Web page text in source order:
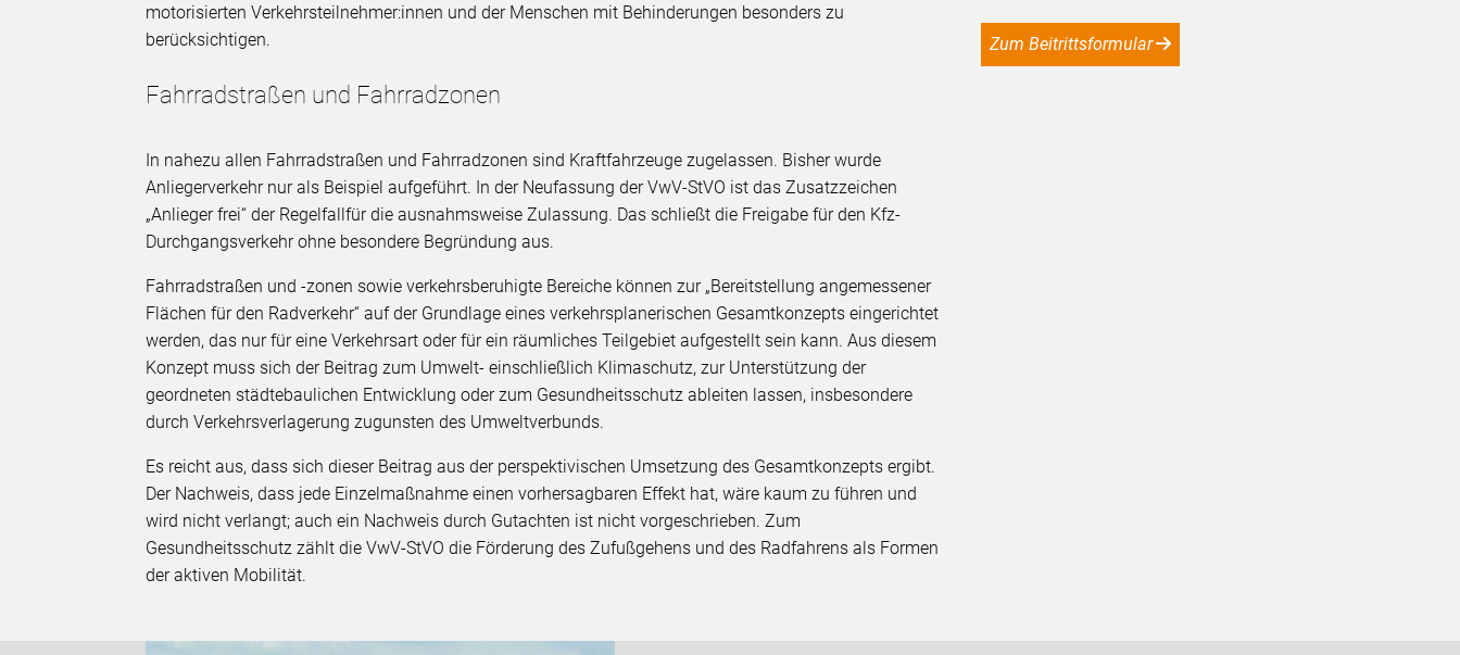
Zum Beitrittsformular
motorisierten Verkehrsteilnehmer:innen und der Menschen mit Behinderungen besonders zu
berücksichtigen.
Fahrradstraßen und Fahrradzonen
In nahezu allen Fahrradstraßen und Fahrradzonen sind Kraftfahrzeuge zugelassen. Bisher wurde
Anliegerverkehr nur als Beispiel aufgeführt. In der Neufassung der VwV-StVO ist das Zusatzzeichen
„Anlieger frei“ der Regelfallfür die ausnahmsweise Zulassung. Das schließt die Freigabe für den Kfz-
Durchgangsverkehr ohne besondere Begründung aus.
Fahrradstraßen und -zonen sowie verkehrsberuhigte Bereiche können zur „Bereitstellung angemessener
Flächen für den Radverkehr“ auf der Grundlage eines verkehrsplanerischen Gesamtkonzepts eingerichtet
werden, das nur für eine Verkehrsart oder für ein räumliches Teilgebiet aufgestellt sein kann. Aus diesem
Konzept muss sich der Beitrag zum Umwelt- einschließlich Klimaschutz, zur Unterstützung der
geordneten städtebaulichen Entwicklung oder zum Gesundheitsschutz ableiten lassen, insbesondere
durch Verkehrsverlagerung zugunsten des Umweltverbunds.
Es reicht aus, dass sich dieser Beitrag aus der perspektivischen Umsetzung des Gesamtkonzepts ergibt.
Der Nachweis, dass jede Einzelmaßnahme einen vorhersagbaren Effekt hat, wäre kaum zu führen und
wird nicht verlangt; auch ein Nachweis durch Gutachten ist nicht vorgeschrieben. Zum
Gesundheitsschutz zählt die VwV-StVO die Förderung des Zufußgehens und des Radfahrens als Formen
der aktiven Mobilität.